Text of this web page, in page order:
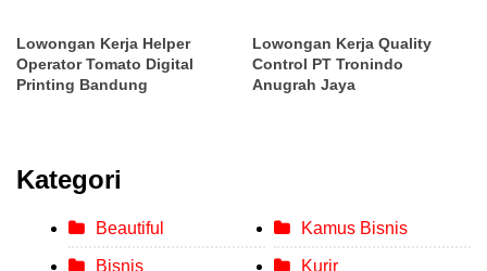
Lowongan Kerja Helper
Operator Tomato Digital
Printing Bandung
Lowongan Kerja Quality
Control PT Tronindo
Anugrah Jaya
Kategori
Beautiful
Bisnis
Kamus Bisnis
Kurir